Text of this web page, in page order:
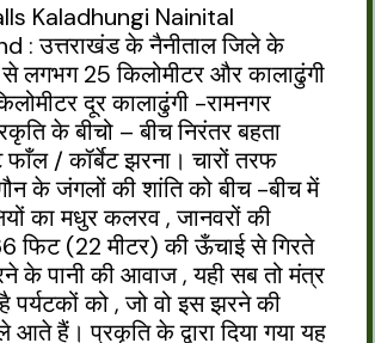
Kaladhungi Nainital
: उत्तराखंड के नैनीताल जिले के
लगभग 25 किलोमीटर और कालाढुंगी
दूर कालाढुंगी -रामनगर
के बीचो – बीच निरंतर बहता
फाँल / कॉर्बेट झरना। चारों तरफ
के जंगलों की शांति को बीच -बीच में
का मधुर कलरव , जानवरों की
फिट (22 मीटर) की ऊँचाई से गिरते
के पानी की आवाज , यही सब तो मंत्र
पर्यटकों को , जो वो इस झरने की
हैं। प्रकृति के द्वारा दिया गया यह